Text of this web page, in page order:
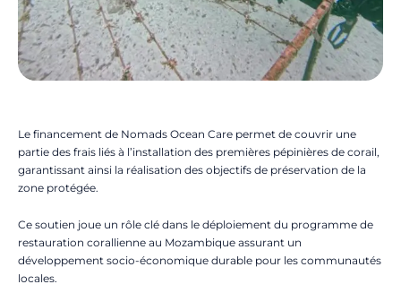
Le financement de Nomads Ocean Care permet de couvrir une
partie des frais liés à l’installation des premières pépinières de corail,
garantissant ainsi la réalisation des objectifs de préservation de la
zone protégée.
Ce soutien joue un rôle clé dans le déploiement du programme de
restauration corallienne au Mozambique assurant un
développement socio-économique durable pour les communautés
locales.